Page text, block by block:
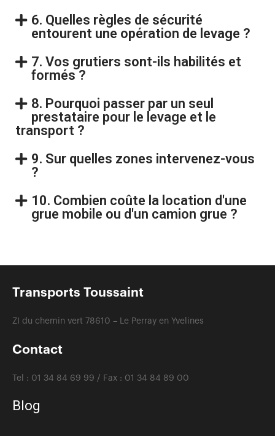
6. Quelles règles de sécurité
entourent une opération de levage ?
7. Vos grutiers sont-ils habilités et
formés ?
8. Pourquoi passer par un seul
prestataire pour le levage et le
transport ?
9. Sur quelles zones intervenez-vous
?
10. Combien coûte la location d'une
grue mobile ou d'un camion grue ?
Transports Toussaint
ZI du chemin vert 78610 – Le Perray en Yvelines
Contact
Tel : 01 34 84 69 99 / Fax : 01 34 84 89 00
Blog